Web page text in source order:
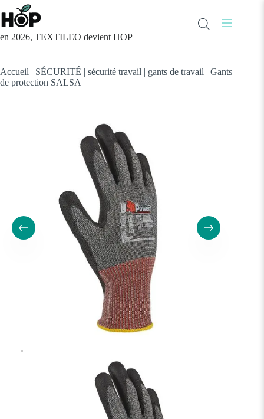
Passer
au
contenu
en 2026, TEXTILEO devient HOP
Accueil | SÉCURITÉ | sécurité travail | gants de travail | Gants
de protection SALSA